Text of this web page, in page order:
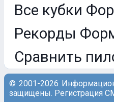
Все кубки
Рекорды
Сравнить
© 2001-2026
защищены. Регистрация